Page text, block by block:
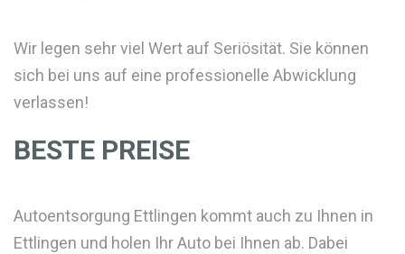
Wir legen sehr viel Wert auf Seriösität. Sie können
sich bei uns auf eine professionelle Abwicklung
verlassen!
BESTE PREISE
Autoentsorgung Ettlingen kommt auch zu Ihnen in
Ettlingen und holen Ihr Auto bei Ihnen ab. Dabei